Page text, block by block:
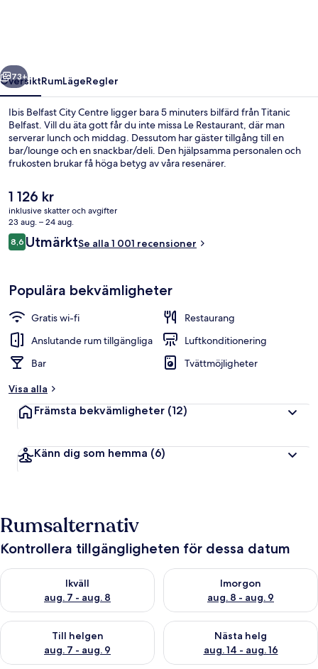
Nästa
73+
ÖversiktRumLägeRegler
Ibis Belfast City Centre ligger bara 5 minuters bilfärd från Titanic
Belfast. Vill du äta gott får du inte missa Le Restaurant, där man
serverar lunch och middag. Dessutom har gäster tillgång till en
bar/lounge och en snackbar/deli. Den hjälpsamma personalen och
frukosten brukar få höga betyg av våra resenärer.
Det
nuvarande
priset
är
1 126 kr
1 126 kr
inklusive skatter och avgifter
23 aug. – 24 aug.
Recensioner
8,68,6 av 10,
UtmärktSe alla 1 001 recensioner
Populära bekvämligheter
Gratis wi-fi
Restaurang
Anslutande rum tillgängliga
Luftkonditionering
Bar
Tvättmöjligheter
Visa alla
Främsta bekvämligheter (12)
Känn dig som hemma (6)
Rumsalternativ
Kontrollera tillgängligheten för dessa datum
Ikväll
aug. 7 - aug. 8
Kontrollera tillgängligheten för ikväll aug. 7 - aug. 8
Imorgon
aug. 8 - aug. 9
Kontrollera tillgängligheten
Till helgen
aug. 7 - aug. 9
Kontrollera tillgängligheten för den här helgen aug. 7 - aug. 9
Nästa helg
aug. 14 - aug. 16
Kontrollera tillgängligheten